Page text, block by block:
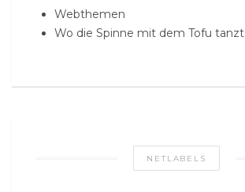
Webthemen
Wo die Spinne mit dem Tofu tanzt
NETLABELS